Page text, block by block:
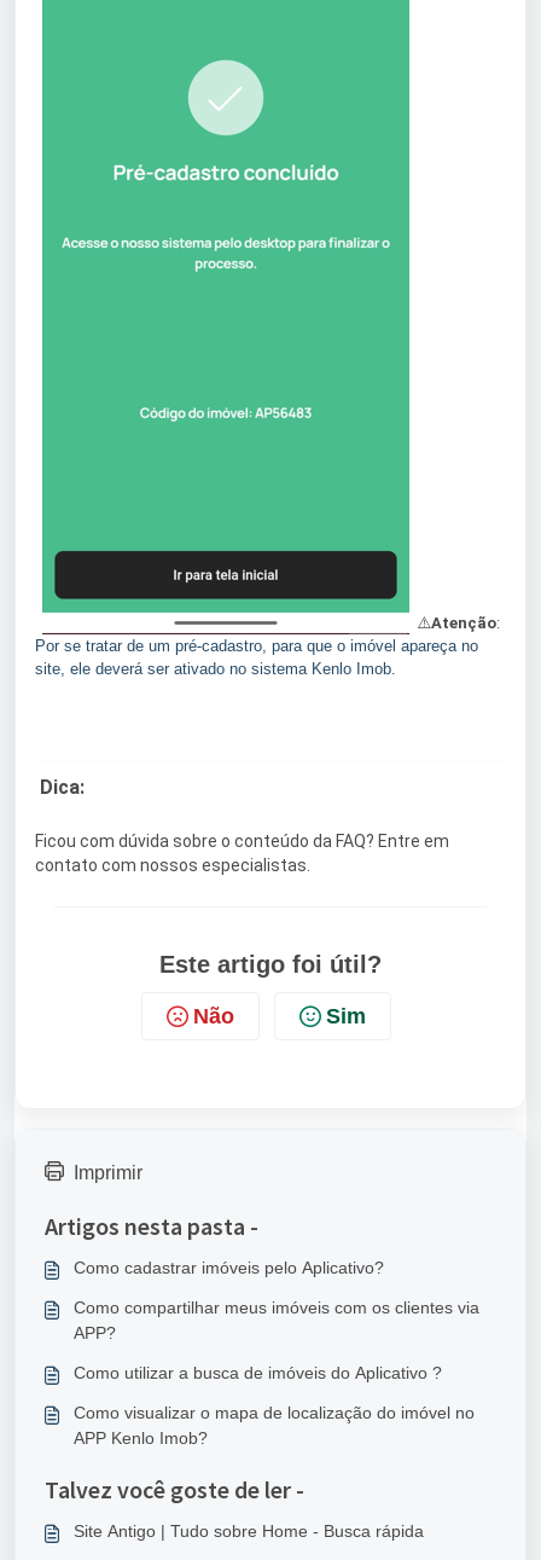
⚠️Atenção:
Por se tratar de um pré-cadastro, para que o imóvel apareça no
site, ele deverá ser ativado no sistema Kenlo Imob.
Dica:
Ficou com dúvida sobre o conteúdo da FAQ? Entre em
contato com nossos especialistas.
Este artigo foi útil?
Não Sim
Imprimir
Artigos nesta pasta -
Como cadastrar imóveis pelo Aplicativo?
Como compartilhar meus imóveis com os clientes via
APP?
Como utilizar a busca de imóveis do Aplicativo ?
Como visualizar o mapa de localização do imóvel no
APP Kenlo Imob?
Talvez você goste de ler -
Site Antigo | Tudo sobre Home - Busca rápida